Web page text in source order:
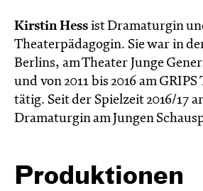
Kirstin Hess ist Dramaturgin
Theaterpädagogin. Sie war in
Berlins, am Theater Junge
und von 2011 bis 2016 am
tätig. Seit der Spielzeit 2016/17
Dramaturgin am Jungen
Produktionen